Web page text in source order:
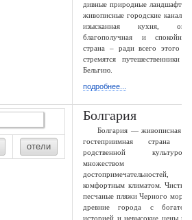
дивные природные ландшафты,
живописные городские каналы,
изысканная кухня, она
благополучная и спокойная
страна – ради всего этого и
стремятся путешественники в
Бельгию.
подробнее...
отели
Болгария
Болгария — живописная и
гостеприимная страна с
родственной культурой,
множеством
достопримечательностей,
комфортным климатом. Чистые
песчаные пляжи Черного моря,
древние города с богатой
историей и невысокие цены на